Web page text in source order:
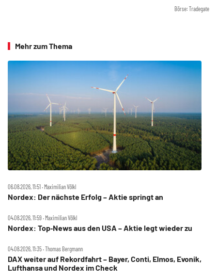
Börse: Tradegate
Mehr zum Thema
06.08.2026, 11:51 ‧ Maximilian Völkl
Nordex: Der nächste Erfolg – Aktie springt an
04.08.2026, 11:59 ‧ Maximilian Völkl
Nordex: Top‑News aus den USA – Aktie legt wieder zu
04.08.2026, 11:35 ‧ Thomas Bergmann
DAX weiter auf Rekordfahrt – Bayer, Conti, Elmos, Evonik,
Lufthansa und Nordex im Check